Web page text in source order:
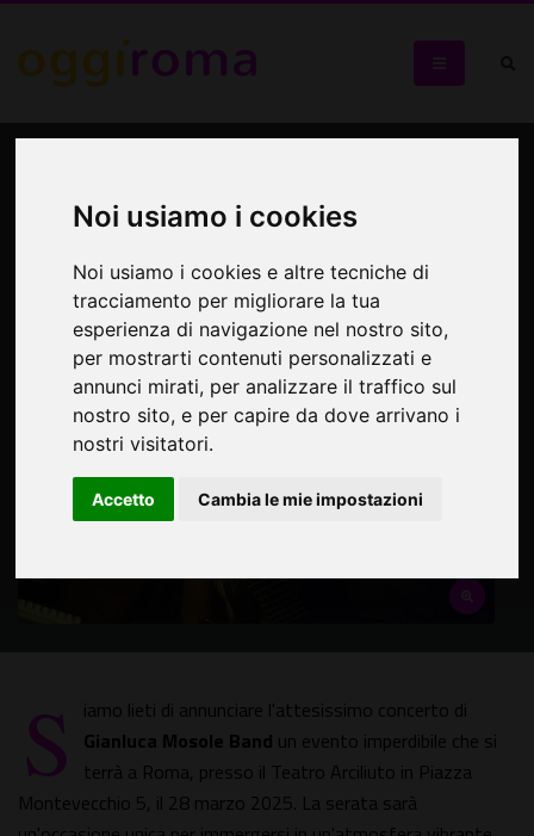
Noi usiamo i cookies
Noi usiamo i cookies e altre tecniche di
tracciamento per migliorare la tua
esperienza di navigazione nel nostro sito,
per mostrarti contenuti personalizzati e
annunci mirati, per analizzare il traffico sul
nostro sito, e per capire da dove arrivano i
nostri visitatori.
Accetto Cambia le mie impostazioni
Live al Teatro Arciliuto di Roma il 28 marzo
S
iamo lieti di annunciare l'attesissimo concerto di
Gianluca Mosole Band un evento imperdibile che si
terrà a Roma, presso il Teatro Arciliuto in Piazza
Montevecchio 5, il 28 marzo 2025. La serata sarà